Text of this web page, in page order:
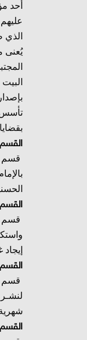
أحد
يُعنى
تأسس
قسم
القسم
قسم
إيجاد
القسم
قسم
القسم